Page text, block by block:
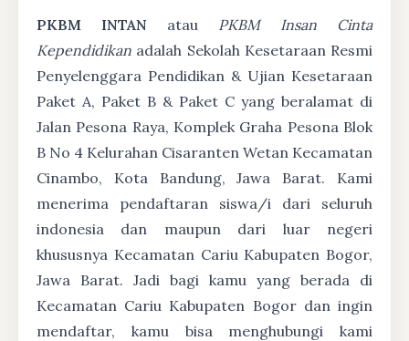
PKBM INTAN atau PKBM Insan Cinta
Kependidikan adalah Sekolah Kesetaraan Resmi
Penyelenggara Pendidikan & Ujian Kesetaraan
Paket A, Paket B & Paket C yang beralamat di
Jalan Pesona Raya, Komplek Graha Pesona Blok
B No 4 Kelurahan Cisaranten Wetan Kecamatan
Cinambo, Kota Bandung, Jawa Barat. Kami
menerima pendaftaran siswa/i dari seluruh
indonesia dan maupun dari luar negeri
khususnya Kecamatan Cariu Kabupaten Bogor,
Jawa Barat. Jadi bagi kamu yang berada di
Kecamatan Cariu Kabupaten Bogor dan ingin
mendaftar, kamu bisa menghubungi kami